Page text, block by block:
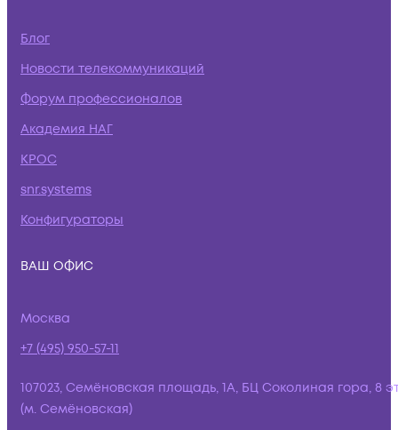
Блог
Новости телекоммуникаций
Форум профессионалов
Академия НАГ
КРОС
snr.systems
Конфигураторы
ВАШ ОФИС
Москва
+7 (495) 950-57-11
107023, Семёновская площадь, 1А, БЦ Соколиная гора, 8
(м. Семёновская)